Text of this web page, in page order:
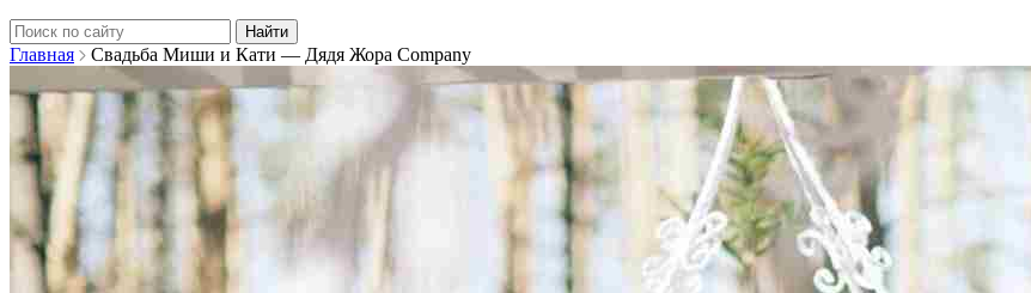
Найти:
Главная
Свадьба Миши и Кати — Дядя Жора Company